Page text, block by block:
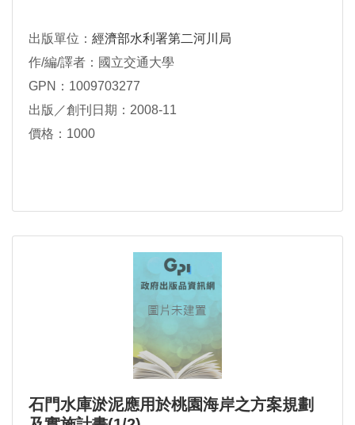
出版單位： 經濟部水利署第二河川局
作/編/譯者：國立交通大學
GPN：1009703277
出版／創刊日期：2008-11
價格：1000
石門水庫淤泥應用於桃園海岸之方案規劃